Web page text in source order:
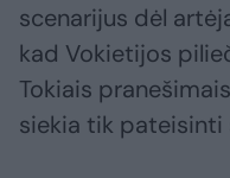
scenarijus dėl
kad Vokietijos
Tokiais
siekia tik pateisinti